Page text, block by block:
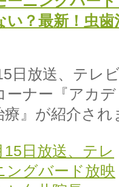
い？最新！虫
日放送、テレ
ーナー『アカ
療』が紹介され